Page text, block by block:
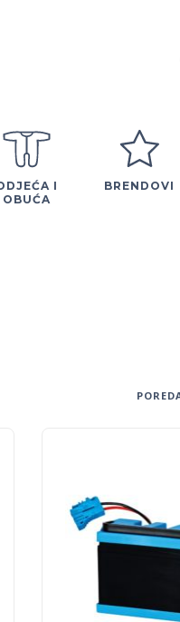
I
OBUĆA
BRENDOVI